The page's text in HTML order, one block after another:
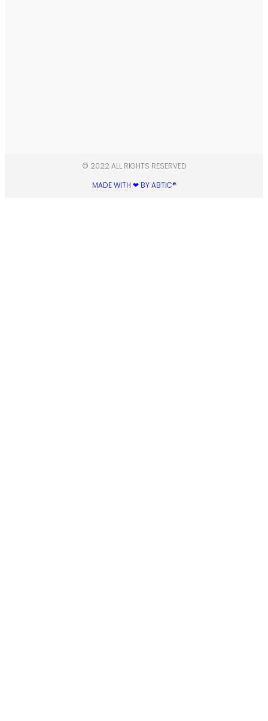
© 2022 ALL RIGHTS RESERVED​
MADE WITH ❤ BY ABTIC®